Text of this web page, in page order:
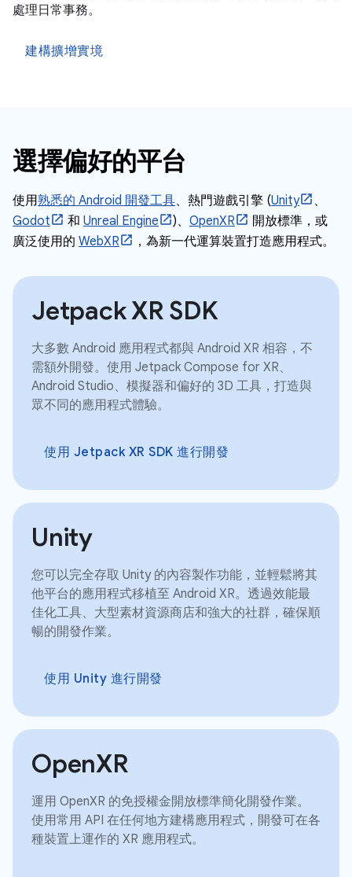
處理日常事務。
建構擴增實境
選擇偏好的平台
使用熟悉的 Android 開發工具、熱門遊戲引擎 (Unity
、
Godot
和 Unreal Engine )、 OpenXR
開放標準，或
廣泛使用的 WebXR ，為新一代運算裝置打造應用程式。
Jetpack XR SDK
大多數 Android 應用程式都與 Android XR 相容，不
需額外開發。使用 Jetpack Compose for XR、
Android Studio、模擬器和偏好的 3D 工具，打造與
眾不同的應用程式體驗。
使用 Jetpack XR SDK 進行開發
Unity
您可以完全存取 Unity 的內容製作功能，並輕鬆將其
他平台的應用程式移植至 Android XR。透過效能最
佳化工具、大型素材資源商店和強大的社群，確保順
暢的開發作業。
使用 Unity 進行開發
OpenXR
運用 OpenXR 的免授權金開放標準簡化開發作業。
使用常用 API 在任何地方建構應用程式，開發可在各
種裝置上運作的 XR 應用程式。